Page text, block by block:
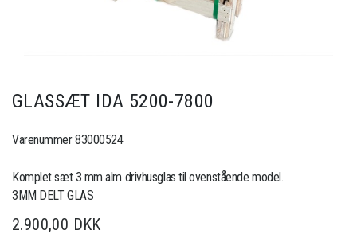
GLASSÆT IDA 5200-7800
Varenummer 83000524
Komplet sæt 3 mm alm drivhusglas til ovenstående model.
3MM DELT GLAS
2.900,00 DKK